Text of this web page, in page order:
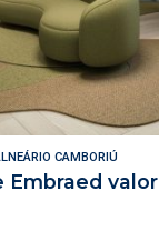
CAMBORIÚ
Embraed valor